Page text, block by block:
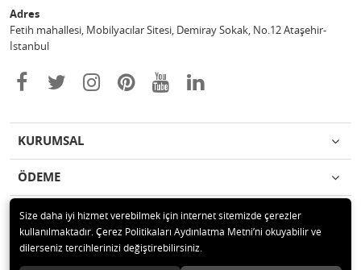
Adres
Fetih mahallesi, Mobilyacılar Sitesi, Demiray Sokak, No.12 Ataşehir-
İstanbul
KURUMSAL
ÖDEME
İLETİŞİM
© 2020 Leylek Mağazacılık Hizmetleri Ltd. Şti. Tüm hakları saklıdır.
Size daha iyi hizmet verebilmek için internet sitemizde çerezler
kullanılmaktadır. Çerez Politikaları Aydınlatma Metni’ni okuyabilir ve
dilerseniz tercihlerinizi değiştirebilirsiniz.